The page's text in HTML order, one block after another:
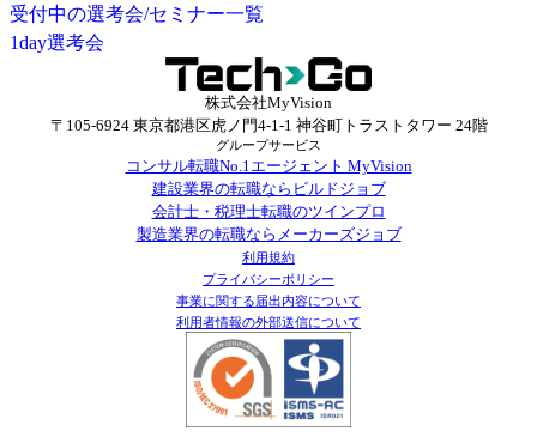
受付中の選考会/セミナー一覧
1day選考会
株式会社MyVision
〒105-6924 東京都港区虎ノ門4-1-1 神谷町トラストタワー 24階
グループサービス
コンサル転職No.1エージェント MyVision
建設業界の転職ならビルドジョブ
会計士・税理士転職のツインプロ
製造業界の転職ならメーカーズジョブ
利用規約
プライバシーポリシー
事業に関する届出内容について
利用者情報の外部送信について